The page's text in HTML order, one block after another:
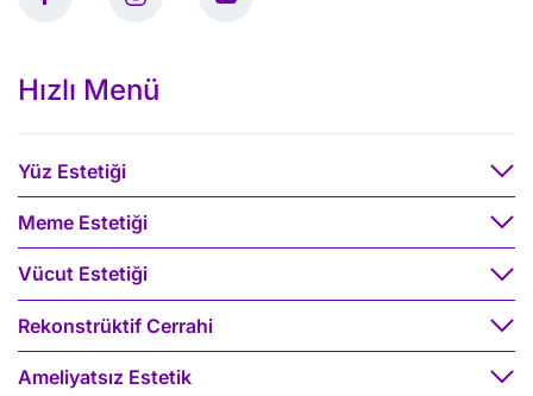
Hızlı Menü
Yüz Estetiği
Meme Estetiği
Vücut Estetiği
Rekonstrüktif Cerrahi
Ameliyatsız Estetik